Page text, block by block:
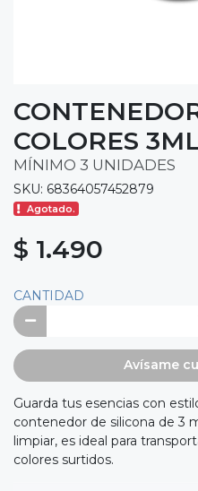
COLORES
MÍNIMO 3 UNIDADES
SKU: 68364057452879
Agotado.
$ 1.490
CANTIDAD
Avísame
Guarda tus esencias con
contenedor de silicona de 3
limpiar, es ideal para
colores surtidos.